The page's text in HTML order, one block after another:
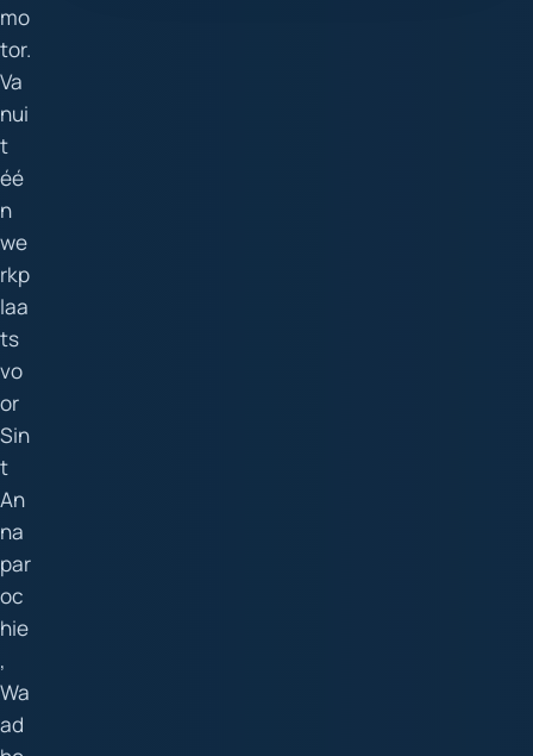
mo
tor.
Va
nui
t
éé
n
we
rkp
laa
ts
vo
or
Sin
t
An
na
par
oc
hie
,
Wa
ad